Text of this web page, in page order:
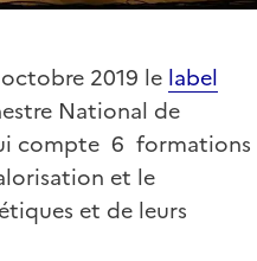
2019 le label
National de
compte 6 formations
et le
et de leurs